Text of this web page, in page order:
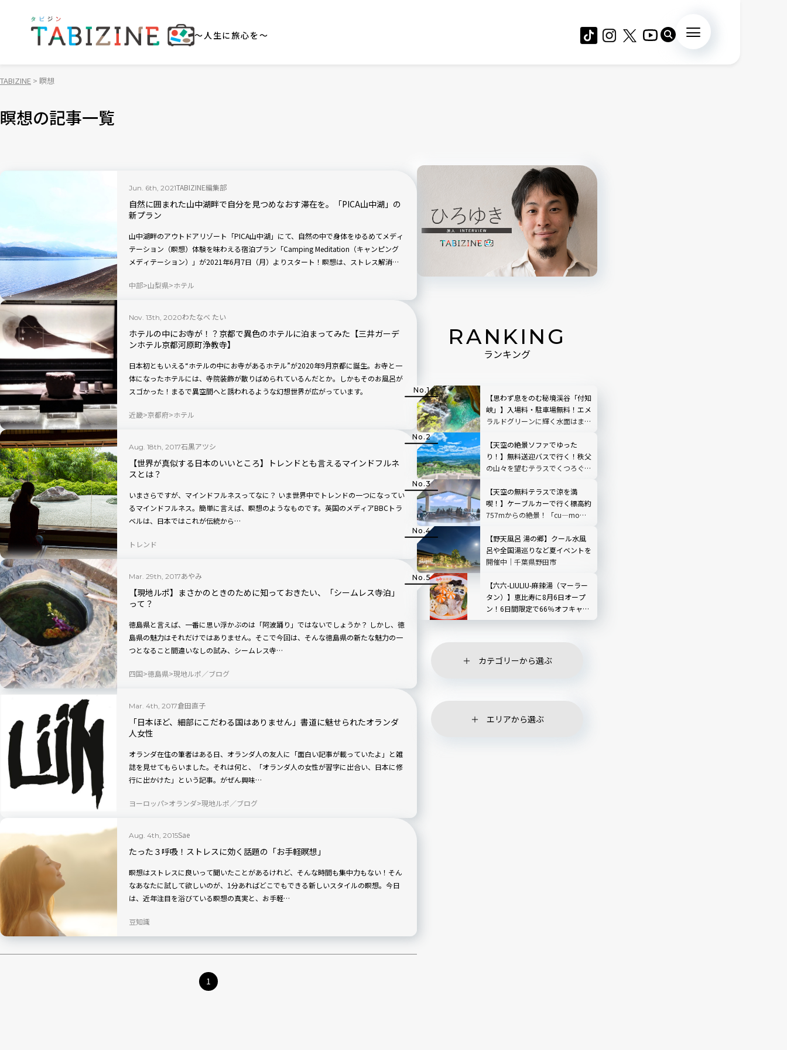
～人生に旅心を～
TABIZINE 瞑想
瞑想の記事一覧
Jun. 6th, 2021TABIZINE編集部
自然に囲まれた山中湖畔で自分を見つめなおす滞在を。「PICA山中湖」の
新プラン
山中湖畔のアウトドアリゾート「PICA山中湖」にて、自然の中で身体をゆるめてメディ
テーション（瞑想）体験を味わえる宿泊プラン「Camping Meditation（キャンピング
メディテーション）」が2021年6月7日（月）よりスタート！瞑想は、ストレス解消や
えずにリラックスするひとときを過ごしてみませんか？
中部 山梨県 ホテル
Nov. 13th, 2020わたなべ たい
ホテルの中にお寺が！？京都で異色のホテルに泊まってみた【三井ガーデ
ンホテル京都河原町浄教寺】
日本初ともいえる“ホテルの中にお寺があるホテル”が2020年9月京都に誕生。お寺と一
体になったホテルには、寺院装飾が散りばめられているんだとか。しかもそのお風呂が
スゴかった！まるで異空間へと誘われるような幻想世界が広がっています。
近畿 京都府 ホテル
Aug. 18th, 2017石黒アツシ
【世界が真似する日本のいいところ】トレンドとも言えるマインドフルネ
スとは？
いまさらですが、マインドフルネスってなに？ いま世界中でトレンドの一つになってい
るマインドフルネス。簡単に言えば、瞑想のようなものです。英国のメディアBBCトラ
ベルは、日本ではこれが伝統から…
トレンド
Mar. 29th, 2017あやみ
【現地ルポ】まさかのときのために知っておきたい、「シームレス寺泊」
って？
徳島県と言えば、一番に思い浮かぶのは「阿波踊り」ではないでしょうか？ しかし、徳
島県の魅力はそれだけではありません。そこで今回は、そんな徳島県の新たな魅力の一
つとなること間違いなしの試み、シームレス寺…
四国 徳島県 現地ルポ／ブログ
Mar. 4th, 2017倉田直子
「日本ほど、細部にこだわる国はありません」書道に魅せられたオランダ
人女性
オランダ在住の筆者はある日、オランダ人の友人に「面白い記事が載っていたよ」と雑
誌を見せてもらいました。それは何と、「オランダ人の女性が習字に出合い、日本に修
行に出かけた」という記事。がぜん興味…
ヨーロッパ オランダ 現地ルポ／ブログ
Aug. 4th, 2015Sae
たった３呼吸！ストレスに効く話題の「お手軽瞑想」
瞑想はストレスに良いって聞いたことがあるけれど、そんな時間も集中力もない！そん
なあなたに試して欲しいのが、1分あればどこでもできる新しいスタイルの瞑想。今日
は、近年注目を浴びている瞑想の真実と、お手軽…
豆知識
1
RANKING
ランキング
【思わず息をのむ秘境渓谷「付知
峡」】入場料・駐車場無料！エメ
ラルドグリーンに輝く水面はまる
【天空の絶景ソファでゆった
り！】無料送迎バスで行く！秩父
の山々を望むテラスでくつろぐ
レビュー｜埼玉県
【天空の無料テラスで涼を満
喫！】ケーブルカーで行く標高約
757mからの絶景！「cu―mo箱
【野天風呂 湯の郷】クール水風
呂や全国湯巡りなど夏イベントを
開催中｜千葉県野田市
【六六-LIULIU-麻辣湯（マーラー
タン）】恵比寿に8月6日オープ
ン！6日間限定で66％オフキャン
ペーンも
カテゴリーから選ぶ
エリアから選ぶ